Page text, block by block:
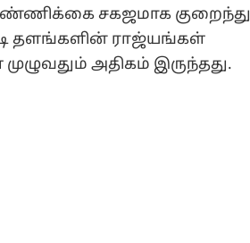
சகஜமாக குறைந்து
தளங்களின் ராஜ்யங்கள்
அதிகம் இருந்தது.